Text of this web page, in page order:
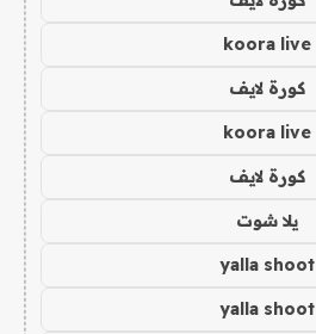
koora live
كورة لايف
koora live
كورة لايف
يلا شوت
yalla shoot
yalla shoot